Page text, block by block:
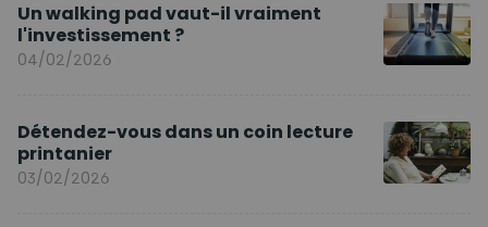
Un walking pad vaut-il vraiment
l'investissement ?
04/02/2026
Détendez-vous dans un coin lecture
printanier
03/02/2026